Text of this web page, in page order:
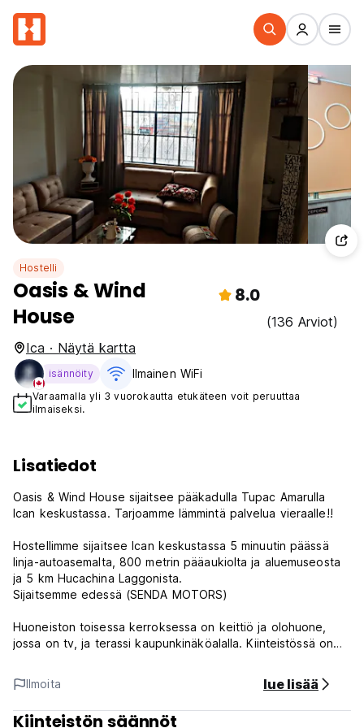
Hostelli
Oasis & Wind
House
8.0
(136 Arviot)
Ica · Näytä kartta
isännöity Ilmainen WiFi
Varaamalla yli 3 vuorokautta etukäteen voit peruuttaa
ilmaiseksi.
Lisatiedot
Oasis & Wind House sijaitsee pääkadulla Tupac Amarulla
Ican keskustassa. Tarjoamme lämmintä palvelua vieraalle!!
Hostellimme sijaitsee Ican keskustassa 5 minuutin päässä
linja-autoasemalta, 800 metrin pääaukiolta ja aluemuseosta
ja 5 km Hucachina Laggonista.
Sijaitsemme edessä (SENDA MOTORS)
Huoneiston toisessa kerroksessa on keittiö ja olohuone,
jossa on tv, ja terassi kaupunkinäköalalla. Kiinteistössä on
Oasis & Wind Housen säännöt ja kunto:
Oasis & Wind House sijaitsee pääkadulla Tupac Amarussa ja
Ilmoita lue lisää
Kiinteistön säännöt